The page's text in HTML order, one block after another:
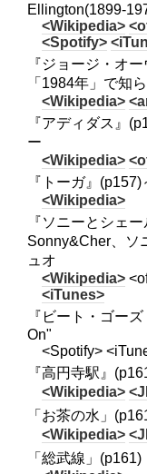
Ellington(1899-
<Wikipedia>
<Spotify>
『ジョージ・オ
「1984年」で知
<Wikipedia>
『アディダス』
ー
<Wikipedia>
『トーガ』(p157)
<Wikipedia>
『ソニーとシェ
Sonny&Cher、ソ
ュオ
<Wikipedia>
<iTunes>
『ビート・ゴー
On"
<Spotify>
『高円寺駅』
<Wikipedia>
「お茶の水」
<Wikipedia>
「総武線」(p161)